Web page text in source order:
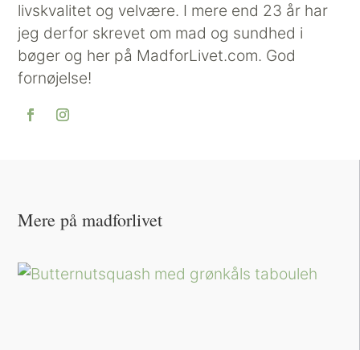
livskvalitet og velvære. I mere end 23 år har
jeg derfor skrevet om mad og sundhed i
bøger og her på MadforLivet.com. God
fornøjelse!
Mere på madforlivet